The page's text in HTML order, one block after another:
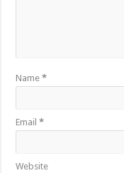
Name*
Email*
Website